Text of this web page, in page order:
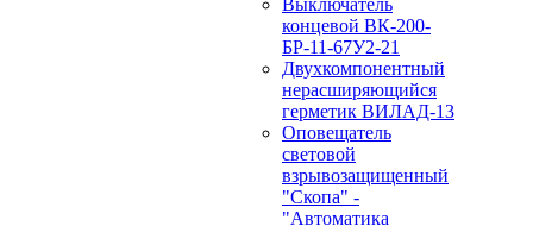
Выключатель
концевой ВК-200-
БР-11-67У2-21
Двухкомпонентный
нерасширяющийся
герметик ВИЛАД-13
Оповещатель
световой
взрывозащищенный
"Скопа" -
"Автоматика